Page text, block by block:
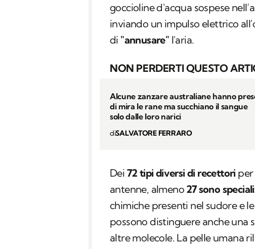
goccioline d'acqua sospese
inviando un impulso elettrico
di "annusare" l'aria.
NON PERDERTI QUESTO
Alcune zanzare australiane hanno
di mira le rane ma succhiano il sangue
solo dalle loro narici
diSALVATORE FERRARO
Dei 72 tipi diversi di recettori per
antenne, almeno 27 sono
chimiche presenti nel sudore e
possono distinguere anche una
altre molecole. La pelle umana